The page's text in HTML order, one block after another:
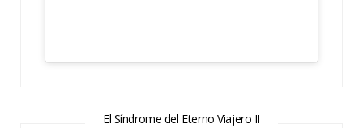
El Síndrome del Eterno Viajero II